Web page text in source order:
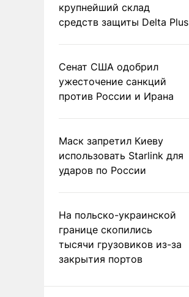
крупнейший склад
средств защиты Delta Plus
Сенат США одобрил
ужесточение санкций
против России и Ирана
Маск запретил Киеву
использовать Starlink для
ударов по России
На польско-украинской
границе скопились
тысячи грузовиков из-за
закрытия портов